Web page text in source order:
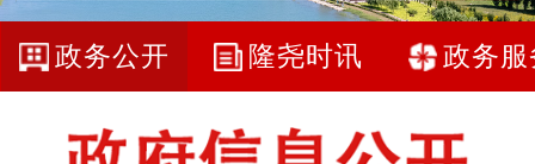
政务公开 隆尧时讯 政务服